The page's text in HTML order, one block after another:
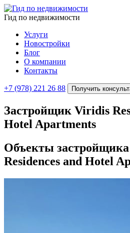
Гид по недвижимости
Услуги
Новостройки
Блог
О компании
Контакты
+7 (978) 221 26 88 Получить
Застройщик Viridis
Hotel Apartments
Объекты застройщика
Residences and Hotel